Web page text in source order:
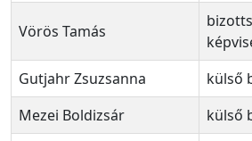
Vörös Tamás
Gutjahr Zsuzsanna
külső
Mezei Boldizsár
külső